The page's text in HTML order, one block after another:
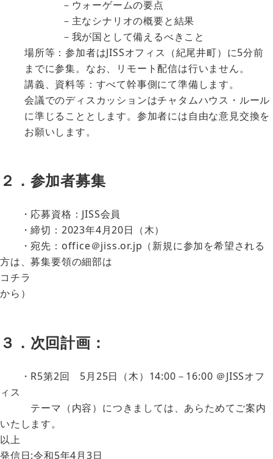
－ウォーゲームの要点
－主なシナリオの概要と結果
－我が国として備えるべきこと
場所等：参加者はJISSオフィス（紀尾井町）に5分前
までに参集。なお、リモート配信は行いません。
講義、資料等：すべて幹事側にて準備します。
会議でのディスカッションはチャタムハウス・ルール
に準じることとします。参加者には自由な意見交換を
お願いします。
２．参加者募集
・応募資格：JISS会員
・締切：2023年4月20日（木）
・宛先：office＠jiss.or.jp（新規に参加を希望される
方は、募集要領の細部は
コチラ
から）
３．次回計画：
・R5第2回 5月25日（木）14:00－16:00 ＠JISSオフ
ィス
テーマ（内容）につきましては、あらためてご案内
いたします。
以上
発信日:令和5年4月3日